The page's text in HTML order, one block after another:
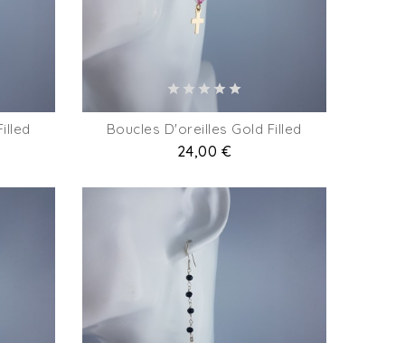
Boucles D'oreilles Gold Filled
Prix
24,00 €